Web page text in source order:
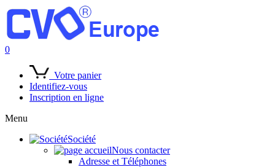
0
Votre panier
Identifiez-vous
Inscription en ligne
Menu
Société
Nous contacter
Adresse et Téléphones